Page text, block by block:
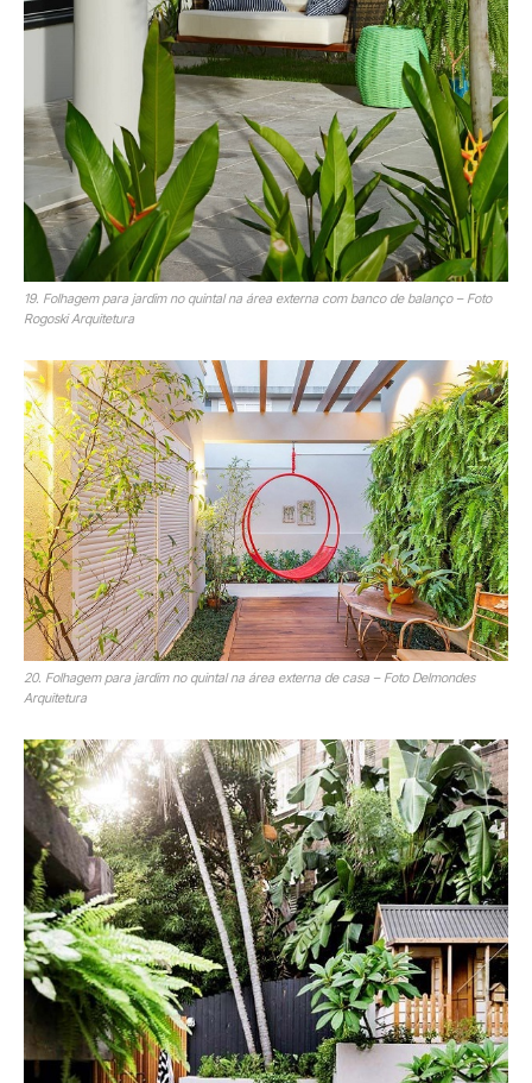
19. Folhagem para jardim no quintal na área externa com banco de balanço – Foto
Rogoski Arquitetura
20. Folhagem para jardim no quintal na área externa de casa – Foto Delmondes
Arquitetura